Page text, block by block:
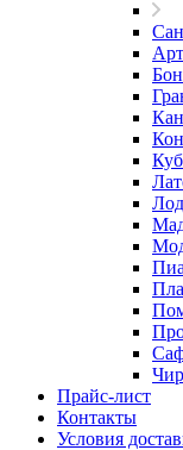
Прайс-лист
Контакты
Условия